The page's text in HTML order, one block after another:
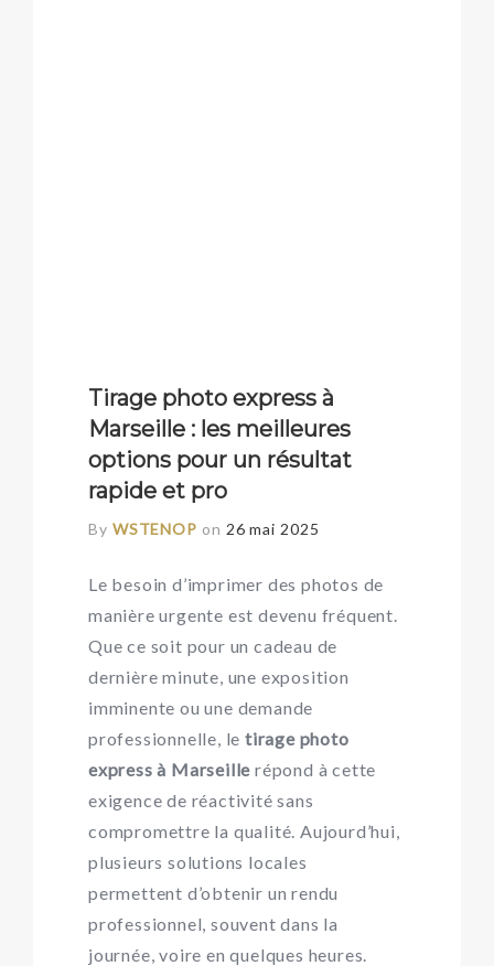
Tirage photo express à
Marseille : les meilleures
options pour un résultat
rapide et pro
By WSTENOP on 26 mai 2025
Le besoin d’imprimer des photos de
manière urgente est devenu fréquent.
Que ce soit pour un cadeau de
dernière minute, une exposition
imminente ou une demande
professionnelle, letirage photo
express à Marseille répond à cette
exigence de réactivité sans
compromettre la qualité. Aujourd’hui,
plusieurs solutions locales
permettent d’obtenir un rendu
professionnel, souvent dans la
journée, voire en quelques heures.